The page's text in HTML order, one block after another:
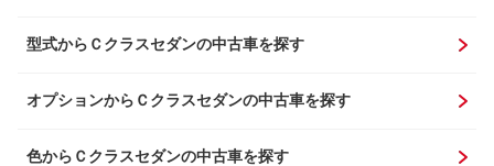
型式からＣクラスセダンの中古車を探す
オプションからＣクラスセダンの中古車を探す
色からＣクラスセダンの中古車を探す